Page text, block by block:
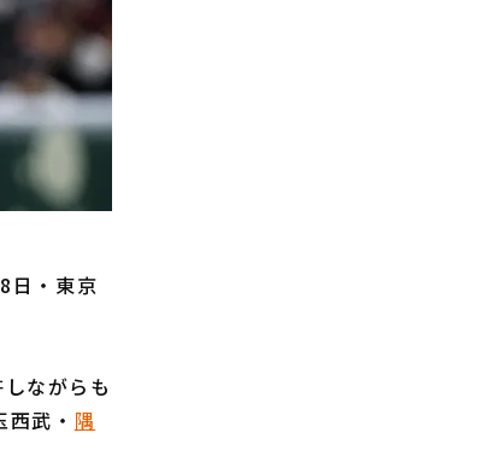
日・東京
ながらも
武・ 隅